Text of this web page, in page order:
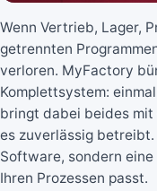
Wenn Vertrieb, Lager,
getrennten
verloren. MyFactory
Komplettsystem:
bringt dabei beides mit
es zuverlässig
Software, sondern
Ihren Prozessen passt.